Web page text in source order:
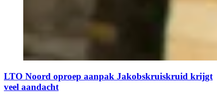
LTO Noord oproep aanpak Jakobskruiskruid krijgt
veel aandacht